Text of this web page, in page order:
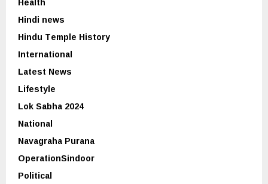
Hindi news
Hindu Temple History
International
Latest News
Lifestyle
Lok Sabha 2024
National
Navagraha Purana
OperationSindoor
Political